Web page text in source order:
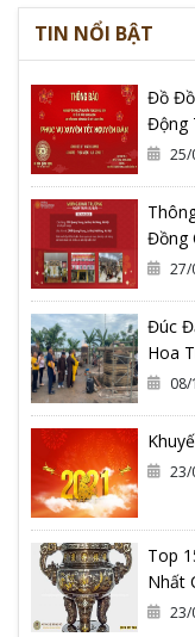
TIN NỔI BẬT
Đồ
Động
25/
Đồng
27/
Đúc
Hoa
23/
Top
Nhất
23/